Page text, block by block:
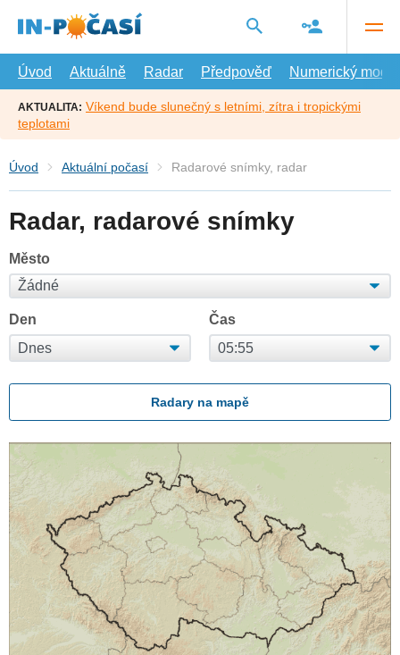
hlavní
Úvod
Aktuálně Radar Předpověď Numerický model
AKTUALITA: Víkend bude slunečný s letními, zítra i tropickými
teplotami
Úvod Aktuální počasí Radarové snímky, radar
Radar, radarové snímky
Město
Den Čas
Radary na mapě